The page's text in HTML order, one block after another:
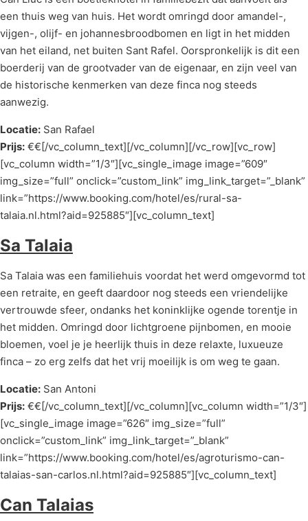
een thuis weg van huis. Het wordt omringd door amandel-,
vijgen-, olijf- en johannesbroodbomen en ligt in het midden
van het eiland, net buiten Sant Rafel. Oorspronkelijk is dit een
boerderij van de grootvader van de eigenaar, en zijn veel van
de historische kenmerken van deze finca nog steeds
aanwezig.
Locatie: San Rafael
Prijs: €€[/vc_column_text][/vc_column][/vc_row][vc_row]
[vc_column width=”1/3″][vc_single_image image=”609″
img_size=”full” onclick=”custom_link” img_link_target=”_blank”
link=”https://www.booking.com/hotel/es/rural-sa-
talaia.nl.html?aid=925885″][vc_column_text]
Sa Talaia
Sa Talaia was een familiehuis voordat het werd omgevormd tot
een retraite, en geeft daardoor nog steeds een vriendelijke
vertrouwde sfeer, ondanks het koninklijke ogende torentje in
het midden. Omringd door lichtgroene pijnbomen, en mooie
bloemen, voel je je heerlijk thuis in deze relaxte, luxueuze
finca – zo erg zelfs dat het vrij moeilijk is om weg te gaan.
Locatie: San Antoni
Prijs: €€[/vc_column_text][/vc_column][vc_column width=”1/3″]
[vc_single_image image=”626″ img_size=”full”
onclick=”custom_link” img_link_target=”_blank”
link=”https://www.booking.com/hotel/es/agroturismo-can-
talaias-san-carlos.nl.html?aid=925885″][vc_column_text]
Can Talaias